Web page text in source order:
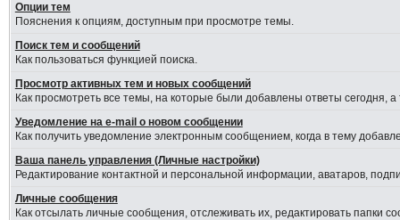
Опции тем
Пояснения к опциям, доступным при просмотре темы.
Поиск тем и сообщений
Как пользоваться функцией поиска.
Просмотр активных тем и новых сообщений
Как просмотреть все темы, на которые были добавлены ответы сегодня,
Уведомление на е-mail о новом сообщении
Как получить уведомление электронным сообщением, когда в тему
Ваша панель управления (Личные настройки)
Редактирование контактной и персональной информации, аватаров,
Личные сообщения
Как отсылать личные сообщения, отслеживать их, редактировать папки